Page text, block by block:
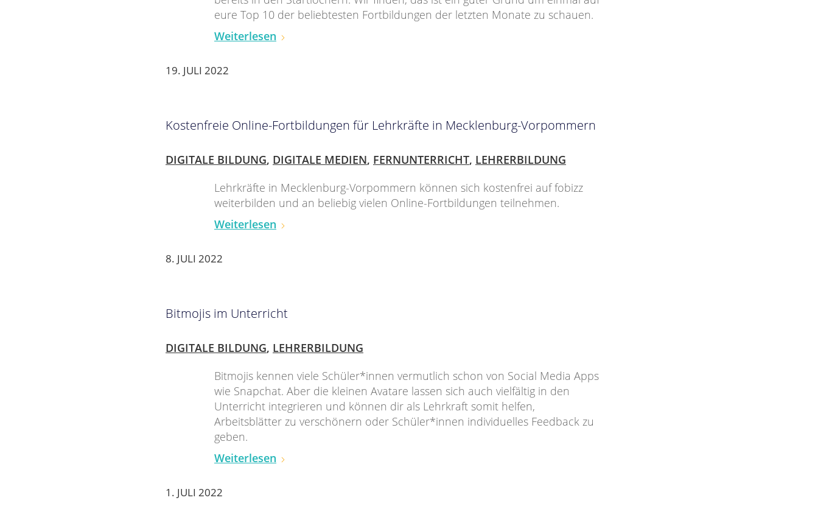
eure Top 10 der beliebtesten Fortbildungen der letzten Monate zu schauen.
Weiterlesen
19. JULI 2022
Kostenfreie Online-Fortbildungen für Lehrkräfte in Mecklenburg-Vorpommern
DIGITALE BILDUNG, DIGITALE MEDIEN, FERNUNTERRICHT, LEHRERBILDUNG
Lehrkräfte in Mecklenburg-Vorpommern können sich kostenfrei auf fobizz
weiterbilden und an beliebig vielen Online-Fortbildungen teilnehmen.
Weiterlesen
8. JULI 2022
Bitmojis im Unterricht
DIGITALE BILDUNG, LEHRERBILDUNG
Bitmojis kennen viele Schüler*innen vermutlich schon von Social Media Apps
wie Snapchat. Aber die kleinen Avatare lassen sich auch vielfältig in den
Unterricht integrieren und können dir als Lehrkraft somit helfen,
Arbeitsblätter zu verschönern oder Schüler*innen individuelles Feedback zu
geben.
Weiterlesen
1. JULI 2022